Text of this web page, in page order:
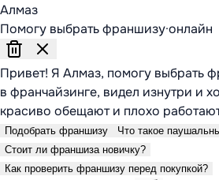
Алмаз
Помогу выбрать франшизу·онлайн
Привет! Я Алмаз, помогу выбрать
в франчайзинге, видел изнутри и
красиво обещают и плохо
Подобрать франшизу
Что такое
Стоит ли франшиза новичку?
Как проверить франшизу перед покупкой?